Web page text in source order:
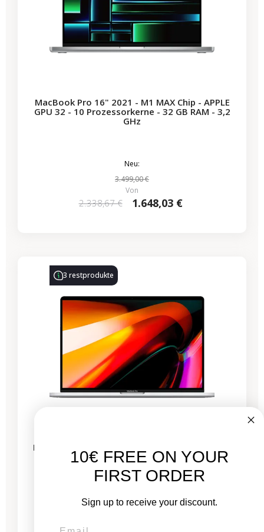
MacBook Pro 16" 2021 - M1 MAX Chip - APPLE
GPU 32 - 10 Prozessorkerne - 32 GB RAM - 3,2
GHz
Neu:
3.499,00 €
Von
2.338,67 € 1.648,03 €
3 restprodukte
MacBook Pro 16 Zoll Touch Bar 2019 – Intel i7
2,6 GHz – 16 GB RAM
Neu:
10€ FREE ON YOUR
FIRST ORDER
Sign up to receive your discount.